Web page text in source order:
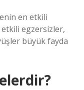
en etkili
egzersizler,
büyük fayda